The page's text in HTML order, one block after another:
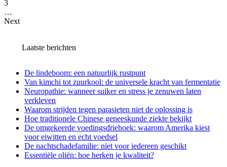
3
…
Next
Laatste berichten
De lindeboom: een natuurlijk rustpunt
Van kimchi tot zuurkool: de universele kracht van fermentatie
Neuropathie: wanneer suiker en stress je zenuwen laten
verkleven
Waarom strijden tegen parasieten niet de oplossing is
Hoe traditionele Chinese geneeskunde ziekte bekijkt
De omgekeerde voedingsdriehoek: waarom Amerika kiest
voor eiwitten en echt voedsel
De nachtschadefamilie: niet voor iedereen geschikt
Essentiële oliën: hoe herken je kwaliteit?